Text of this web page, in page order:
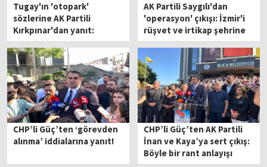
Tugay'ın 'otopark'
sözlerine AK Partili
Kırkpınar'dan yanıt:
Kendisinde bu projeyi
yapacak ne kabiliyet ne de
ufuk var
AK Partili Saygılı'dan
'operasyon' çıkışı: İzmir'i
rüşvet ve irtikap şehrine
getiren suç şebekeleri
hesap veriyor!
CHP’li Güç’ten ‘görevden
alınma’ iddialarına yanıt!
CHP’li Güç’ten AK Partili
İnan ve Kaya’ya sert çıkış:
Böyle bir rant anlayışı